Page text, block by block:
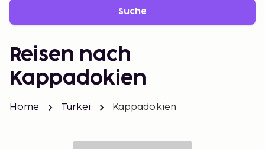
Suche
Reisen nach
Kappadokien
Home Türkei Kappadokien